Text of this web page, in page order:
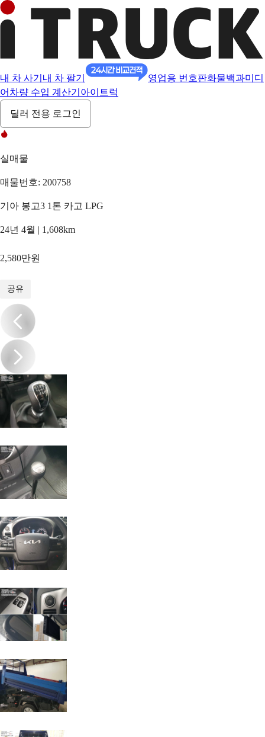
내 차 사기 내 차 팔기 영업용 번호판화물백과미디
어 차량 수입 계산기 아이트럭
딜러 전용 로그인
실매물
매물번호: 200758
기아 봉고3 1톤 카고 LPG
24년 4월 | 1,608km
2,580만원
공유
/16